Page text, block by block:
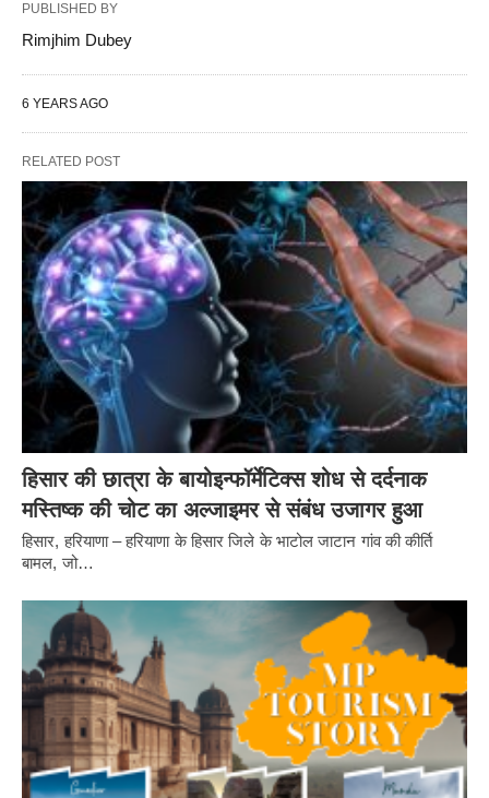
PUBLISHED BY
Rimjhim Dubey
6 YEARS AGO
RELATED POST
हिसार की छात्रा के बायोइन्फॉर्मेटिक्स शोध से दर्दनाक
मस्तिष्क की चोट का अल्जाइमर से संबंध उजागर हुआ
हिसार, हरियाणा – हरियाणा के हिसार जिले के भाटोल जाटान गांव की कीर्ति
बामल, जो…